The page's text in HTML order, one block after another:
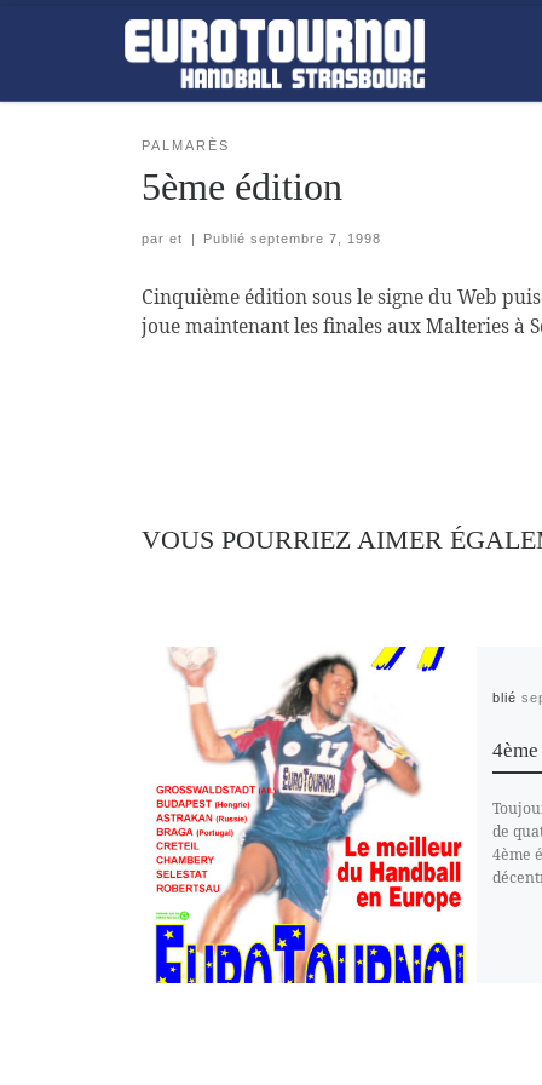
Skip to content
PALMARÈS
5ème édition
par et | Publiéseptembre 7, 1998
Cinquième édition sous le signe du Web
joue maintenant les finales aux Malteries à
VOUS POURRIEZ AIMER
Publié
de
4ème